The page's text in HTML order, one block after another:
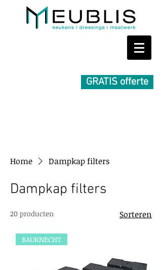
GRATIS offerte
Home Dampkap filters
Dampkap filters
20 producten Sorteren
BAUKNECHT